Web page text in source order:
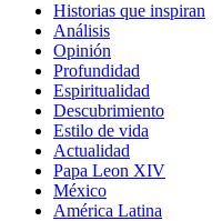
Historias que inspiran
Análisis
Opinión
Profundidad
Espiritualidad
Descubrimiento
Estilo de vida
Actualidad
Papa Leon XIV
México
América Latina